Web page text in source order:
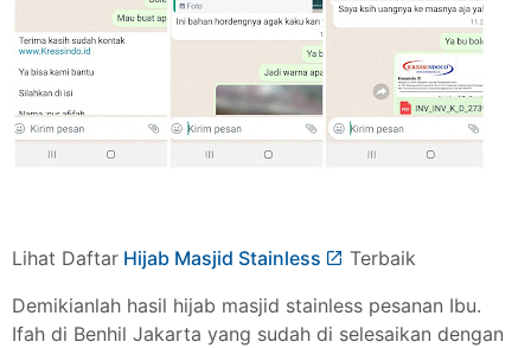
Lihat Daftar Hijab Masjid Stainless
Terbaik
Demikianlah hasil hijab masjid stainless pesanan Ibu.
Ifah di Benhil Jakarta yang sudah di selesaikan dengan